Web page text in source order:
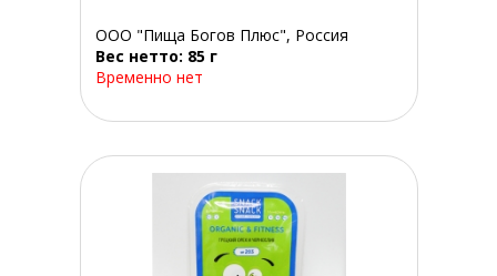
ООО "Пища Богов Плюс", Россия
Вес нетто: 85 г
Временно нет